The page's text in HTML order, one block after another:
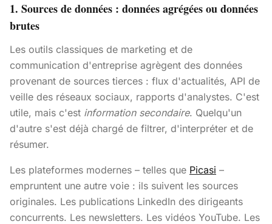
1. Sources de données : données agrégées ou données
brutes
Les outils classiques de marketing et de
communication d'entreprise agrègent des données
provenant de sources tierces : flux d'actualités, API de
veille des réseaux sociaux, rapports d'analystes. C'est
utile, mais c'est information secondaire. Quelqu'un
d'autre s'est déjà chargé de filtrer, d'interpréter et de
résumer.
Les plateformes modernes – telles que Picasi –
empruntent une autre voie : ils suivent les sources
originales. Les publications LinkedIn des dirigeants
concurrents. Les newsletters. Les vidéos YouTube. Les